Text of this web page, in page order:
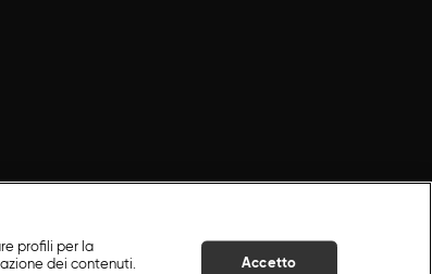
profili per la
dei contenuti.
Accetto